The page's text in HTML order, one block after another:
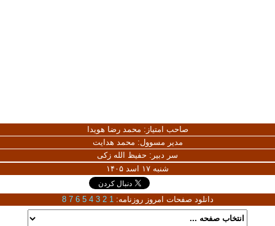
صاحب امتیاز: محمد رضا هویدا
مدیر مسوول: محمد هدایت
سر دبیر: حفیظ الله زکی
شنبه ۱۷ اسد ۱۴۰۵
دانلود صفحات امروز روزنامه: 1
2
3
4
5
6
7
8